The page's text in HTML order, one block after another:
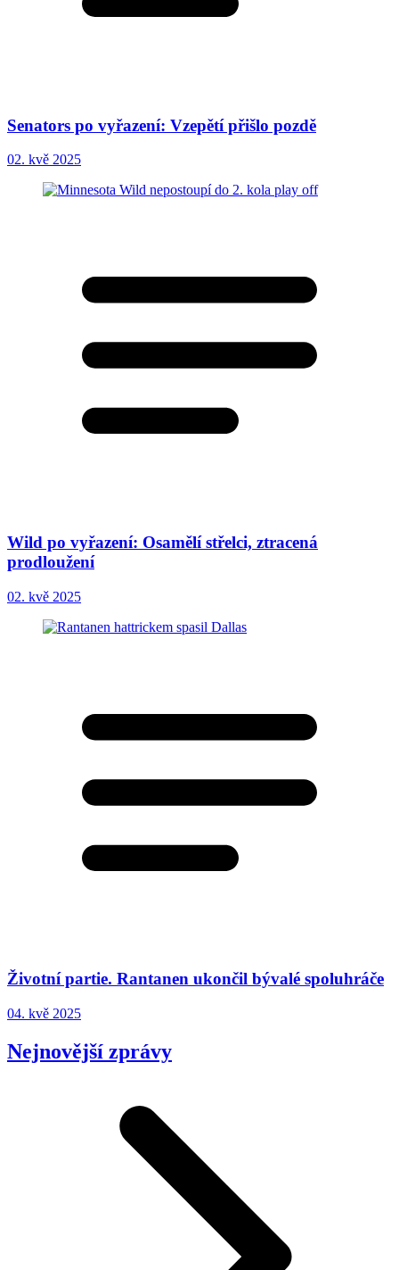
Senators po vyřazení: Vzepětí přišlo pozdě
02. kvě 2025
Wild po vyřazení: Osamělí střelci, ztracená
prodloužení
02. kvě 2025
Životní partie. Rantanen ukončil bývalé spoluhráče
04. kvě 2025
Nejnovější zprávy